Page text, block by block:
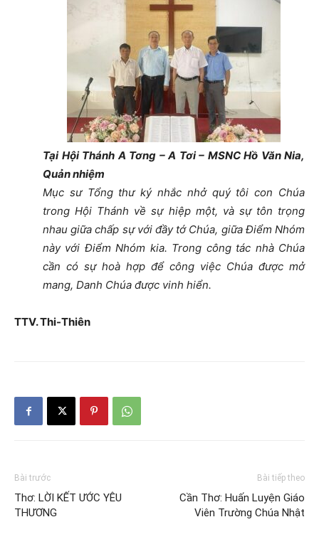
Tại Hội Thánh A Tơng – A Tơi – MSNC Hồ Văn Nia,
Quản nhiệm
Mục sư Tổng thư ký nhắc nhở quý tôi con Chúa
trong Hội Thánh về sự hiệp một, và sự tôn trọng
nhau giữa chấp sự với đầy tớ Chúa, giữa Điểm Nhóm
này với Điểm Nhóm kia. Trong công tác nhà Chúa
cần có sự hoà hợp để công việc Chúa được mở
mang, Danh Chúa được vinh hiển.
TTV. Thi-Thiên
Bài trước
Thơ: LỜI KẾT ƯỚC YÊU
THƯƠNG
Bài tiếp theo
Cần Thơ: Huấn Luyện Giáo
Viên Trường Chúa Nhật